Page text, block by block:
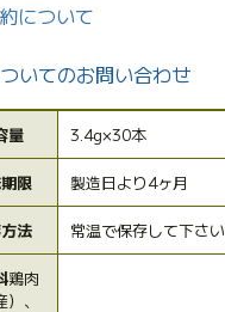
について
いてのお問い合わせ
量 3.4g×30本
限 製造日より4ヶ月
法 常温で保存して下さい
鶏肉
）、